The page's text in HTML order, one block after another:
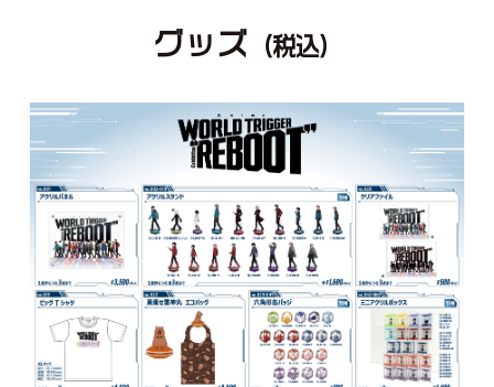
グッズ （税込）